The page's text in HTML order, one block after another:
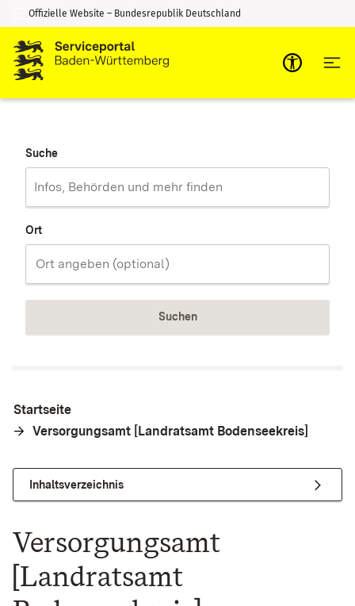
Zum Inhalt springen
Zur Suche springen
Offizielle Website – Bundesrepublik Deutschland
Suche
Ort
Suchen
Startseite
Versorgungsamt [Landratsamt Bodenseekreis]
Inhaltsverzeichnis
Versorgungsamt
[Landratsamt